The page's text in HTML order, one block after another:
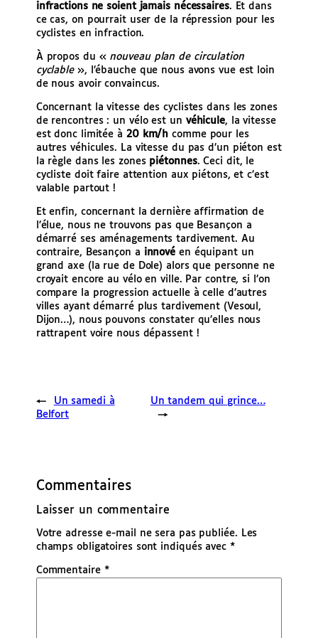
infractions ne soient jamais nécessaires. Et dans
ce cas, on pourrait user de la répression pour les
cyclistes en infraction.
À propos du «nouveau plan de circulation
cyclable», l’ébauche que nous avons vue est loin
de nous avoir convaincus.
Concernant la vitesse des cyclistes dans les zones
de rencontres : un vélo est un véhicule, la vitesse
est donc limitée à 20 km/h comme pour les
autres véhicules. La vitesse du pas d’un piéton est
la règle dans les zones piétonnes. Ceci dit, le
cycliste doit faire attention aux piétons, et c’est
valable partout !
Et enfin, concernant la dernière affirmation de
l’élue, nous ne trouvons pas que Besançon a
démarré ses aménagements tardivement. Au
contraire, Besançon a innové en équipant un
grand axe (la rue de Dole) alors que personne ne
croyait encore au vélo en ville. Par contre, si l’on
compare la progression actuelle à celle d’autres
villes ayant démarré plus tardivement (Vesoul,
Dijon…), nous pouvons constater qu’elles nous
rattrapent voire nous dépassent !
←
Un samedi à
Belfort
Un tandem qui grince…
→
Commentaires
Laisser un commentaire
Votre adresse e-mail ne sera pas publiée.
Les
champs obligatoires sont indiqués avec *
Commentaire *